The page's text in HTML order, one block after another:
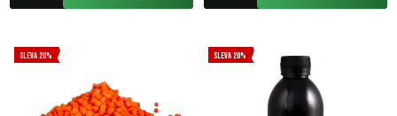
SLEVA 20% SLEVA 20%